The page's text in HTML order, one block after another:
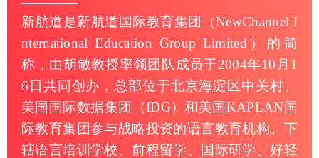
新航道是新航道国际教育集团（NewChannel I
nternational Education Group Limited）的简
称，由胡敏教授率领团队成员于2004年10月1
6日共同创办，总部位于北京海淀区中关村。
美国国际数据集团（IDG）和美国KAPLAN国
际教育集团参与战略投资的语言教育机构。下
辖语言培训学校、前程留学、国际研学、好轻